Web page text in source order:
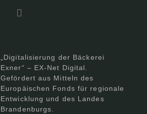
„Digitalisierung der Bäckerei
Exner“ – EX-Net Digital.
Gefördert aus Mitteln des
Europäischen Fonds für regionale
Entwicklung und des Landes
Brandenburgs.